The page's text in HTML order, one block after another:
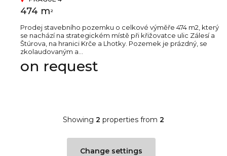
474 m 2
Prodej stavebního pozemku o celkové výměře 474 m2, který
se nachází na strategickém místě při křižovatce ulic Zálesí a
Štúrova, na hranici Krče a Lhotky. Pozemek je prázdný, se
zkolaudovaným a...
on request
Showing 2 properties from 2
Change settings